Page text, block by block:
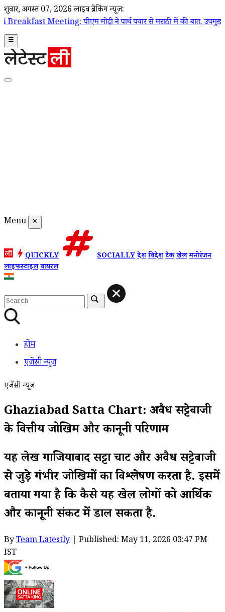
शुक्रवार, अगस्त 07, 2026 लाइव ब्रेकिंग न्यूज़:
पीएम मोदी ने पार्थ पवार से मराठी में की बात, उपमुख्यमंत्री सुनेत्रा
☰
Menu ✕
QUICKLY SOCIALLYदेशविदेशटेकखेलमनोरंजन
लाइफस्टाइलवायरल
होम
एजेंसी न्यूज
एजेंसी न्यूज
Ghaziabad Satta Chart: अवैध सट्टेबाजी
के वित्तीय जोखिम और कानूनी परिणाम
यह लेख गाजियाबाद सट्टा चार्ट और अवैध सट्टेबाजी
से जुड़े गंभीर जोखिमों का विश्लेषण करता है. इसमें
बताया गया है कि कैसे यह खेल लोगों को आर्थिक
और कानूनी संकट में डाल सकता है.
ByTeam Latestly | Published: May 11, 2026 03:47 PM
IST